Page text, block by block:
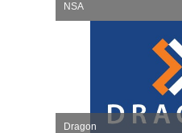
NSA
Dragon